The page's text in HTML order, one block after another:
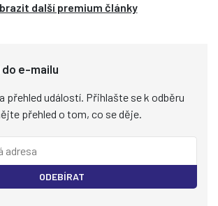
další premium články
e-mailu
přehled událostí. Přihlašte se k odběru
přehled o tom, co se děje.
ODEBÍRAT